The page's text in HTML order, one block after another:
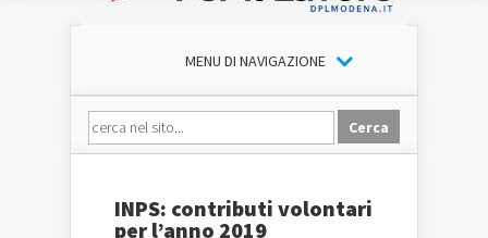
MENU DI NAVIGAZIONE
INPS: contributi volontari
per l’anno 2019